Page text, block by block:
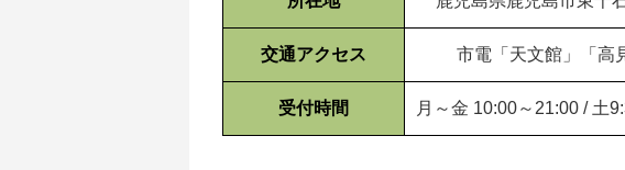
交通アクセス 市電「天文館」「高
受付時間 月～金 10:00～21:00 / 土